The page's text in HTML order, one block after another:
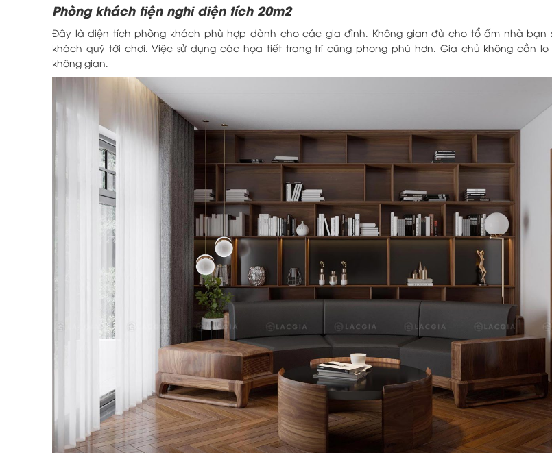
Phòng khách tiện nghi diện tích 20m2
Đây là diện tích phòng khách phù hợp dành cho các gia đình. Không gian đủ cho tổ ấm nhà bạn
khách quý tới chơi. Việc sử dụng các họa tiết trang trí cũng phong phú hơn. Gia chủ không cần
không gian.